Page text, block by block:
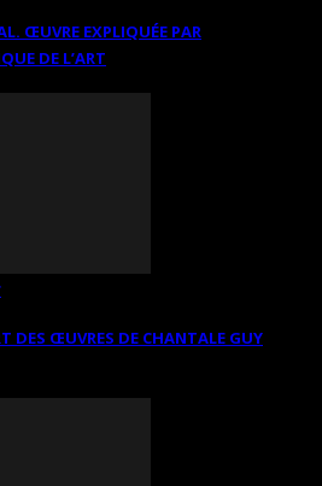
ŒUVRE EXPLIQUÉE PAR
DE L’ART
DES ŒUVRES DE CHANTALE GUY